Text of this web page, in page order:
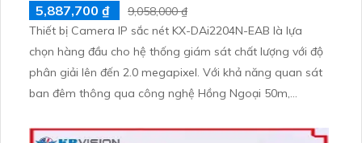
5,887,700 ₫
9,058,000 ₫
Thiết bị Camera IP sắc nét KX-DAi2204N-EAB là lựa
chọn hàng đầu cho hệ thống giám sát chất lượng với độ
phân giải lên đến 2.0 megapixel. Với khả năng quan sát
ban đêm thông qua công nghệ Hồng Ngoại 50m,
cả ngày đêm. Được trang bị công nghệ IP giúp truy cập